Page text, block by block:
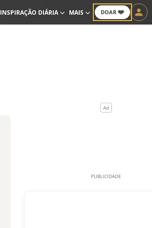
DOAR ❤️
INSPIRAÇÃO DIÁRIA MAIS